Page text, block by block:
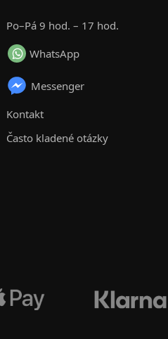
Po–Pá 9 hod. – 17 hod.
WhatsApp
Messenger
Kontakt
Často kladené otázky